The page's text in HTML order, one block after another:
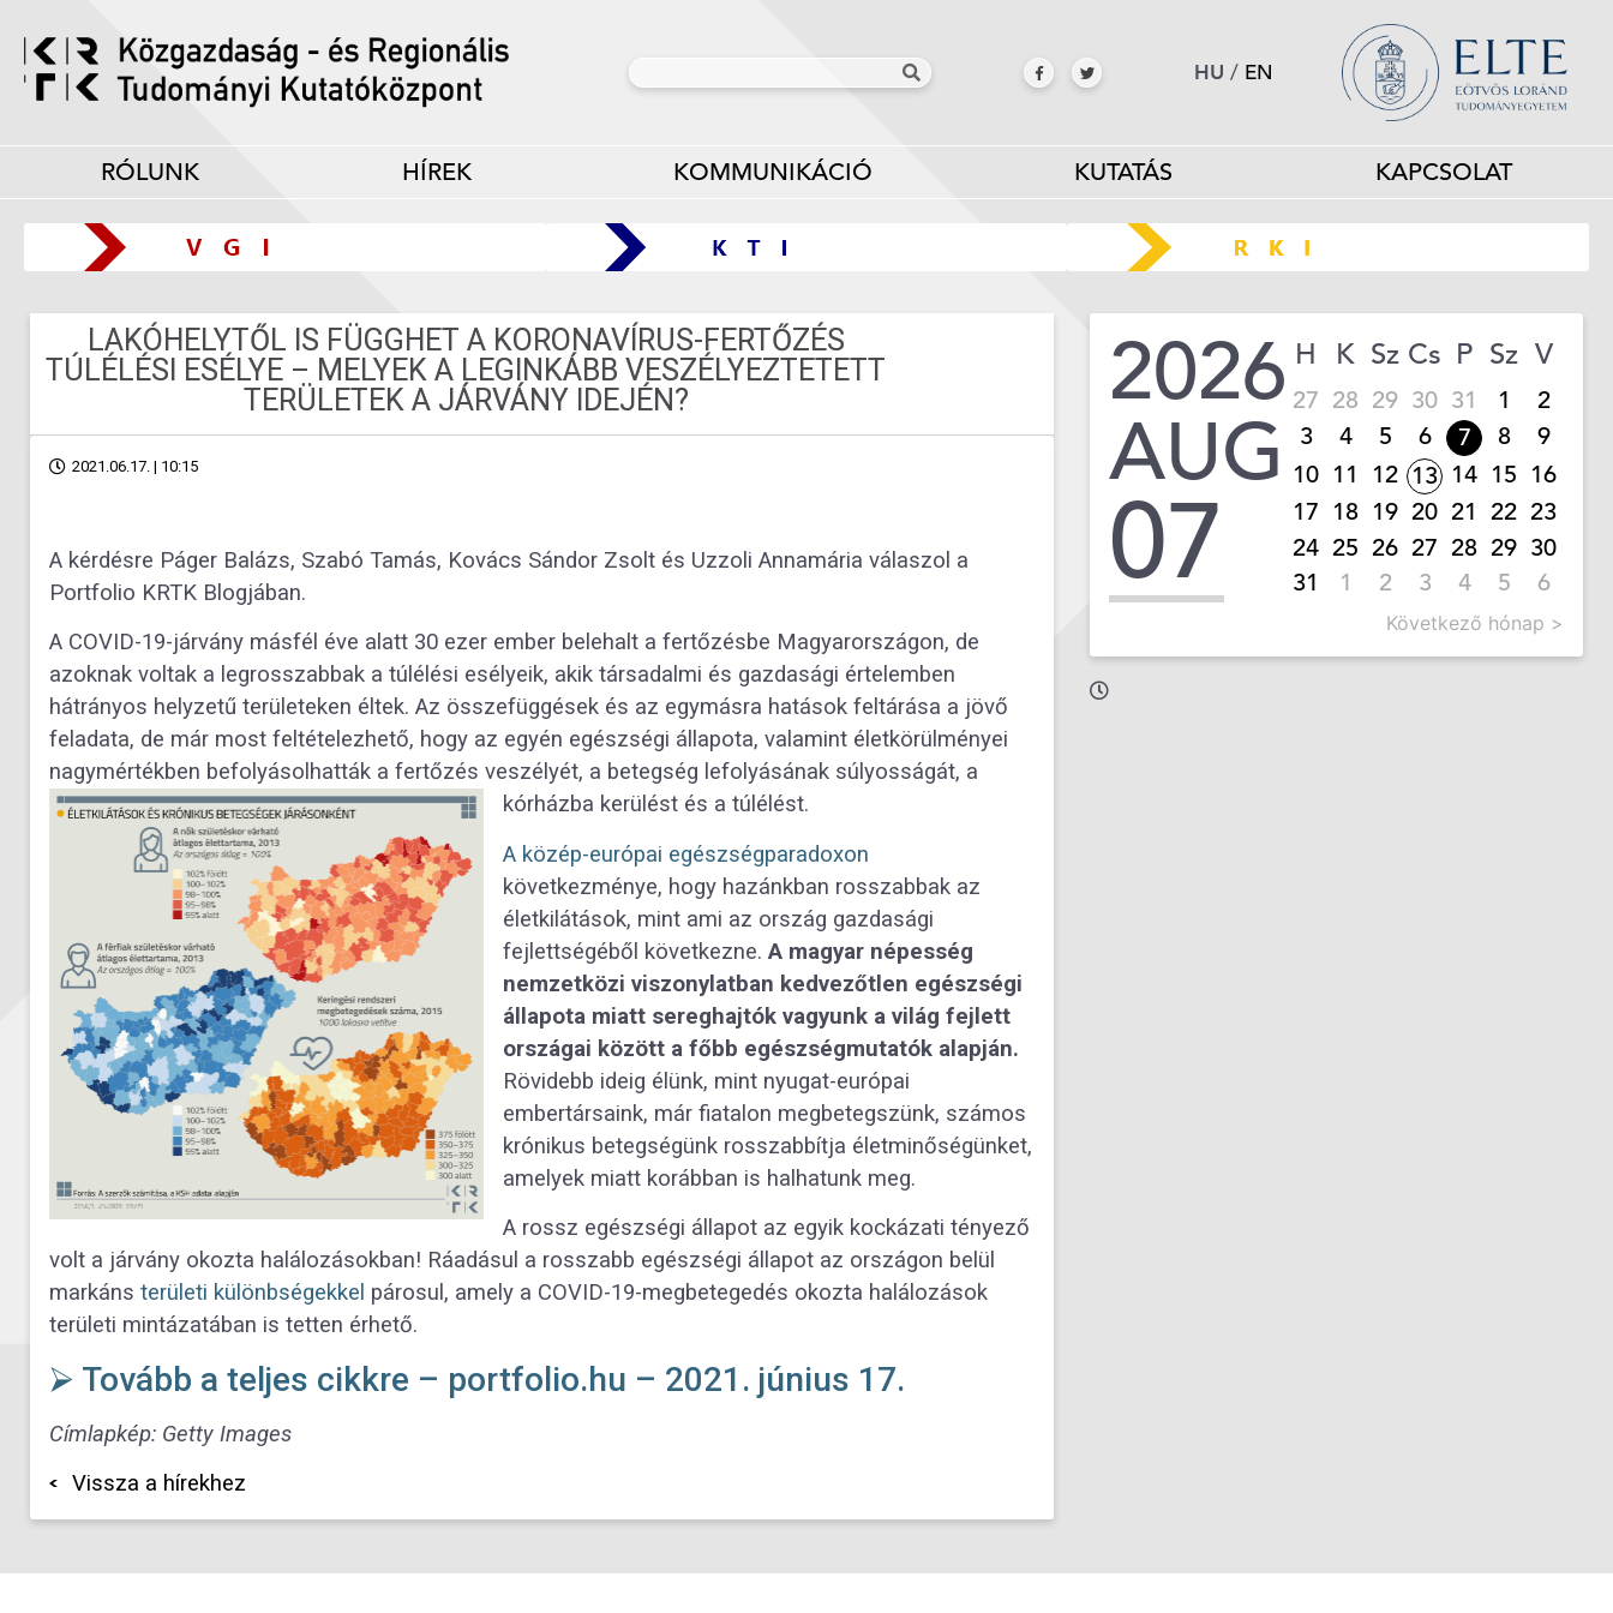
HU / EN
RÓLUNK HÍREK KOMMUNIKÁCIÓ KUTATÁS KAPCSOLAT
LAKÓHELYTŐL IS FÜGGHET A KORONAVÍRUS-FERTŐZÉS
TÚLÉLÉSI ESÉLYE – MELYEK A LEGINKÁBB VESZÉLYEZTETETT
TERÜLETEK A JÁRVÁNY IDEJÉN?
2021.06.17. | 10:15
A kérdésre Páger Balázs, Szabó Tamás, Kovács Sándor Zsolt és Uzzoli Annamária válaszol a
Portfolio KRTK Blogjában.
A COVID-19-járvány másfél éve alatt 30 ezer ember belehalt a fertőzésbe Magyarországon, de
azoknak voltak a legrosszabbak a túlélési esélyeik, akik társadalmi és gazdasági értelemben
hátrányos helyzetű területeken éltek. Az összefüggések és az egymásra hatások feltárása a jövő
feladata, de már most feltételezhető, hogy az egyén egészségi állapota, valamint életkörülményei
nagymértékben befolyásolhatták a fertőzés veszélyét, a betegség lefolyásának súlyosságát, a
kórházba kerülést és a túlélést.
A közép-európai egészségparadoxon
következménye, hogy hazánkban rosszabbak az
életkilátások, mint ami az ország gazdasági
fejlettségéből következne.A magyar népesség
nemzetközi viszonylatban kedvezőtlen egészségi
állapota miatt sereghajtók vagyunk a világ fejlett
országai között a főbb egészségmutatók alapján.
Rövidebb ideig élünk, mint nyugat-európai
embertársaink, már fiatalon megbetegszünk, számos
krónikus betegségünk rosszabbítja életminőségünket,
amelyek miatt korábban is halhatunk meg.
A rossz egészségi állapot az egyik kockázati tényező
volt a járvány okozta halálozásokban! Ráadásul a rosszabb egészségi állapot az országon belül
markáns területi különbségekkel párosul, amely a COVID-19-megbetegedés okozta halálozások
területi mintázatában is tetten érhető.
⮚ Tovább a teljes cikkre – portfolio.hu – 2021. június 17.
Címlapkép: Getty Images
Vissza a hírekhez
2026
AUG
07
H K Sz Cs P Sz V
27 28 29 30 31 1
2
3
4 5 6 7 8
9
10 11 12 13 14 15 16
17 18 19 20 21 22 23
24 25 26 27 28 29 30
31
1 2 3 4 5 6
Következő hónap >